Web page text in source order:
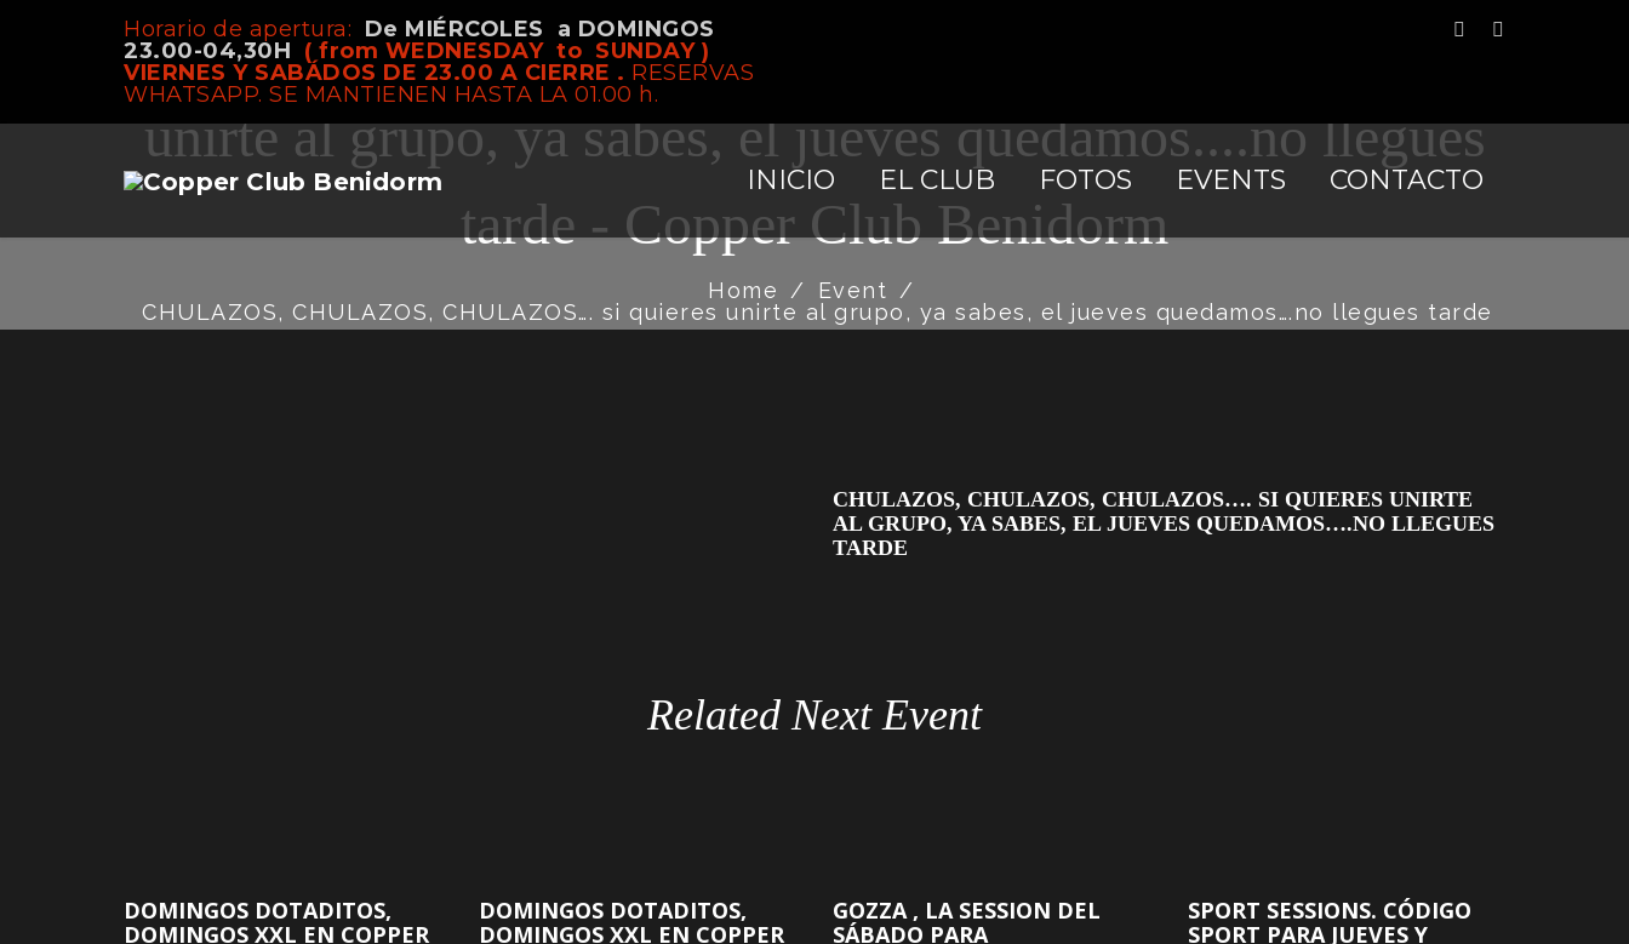
Horario de apertura: De MIÉRCOLES a DOMINGOS
23.00-04,30H ( from WEDNESDAY to SUNDAY )
VIERNES Y SABÁDOS DE 23.00 A CIERRE . RESERVAS
WHATSAPP. SE MANTIENEN HASTA LA 01.00 h.
INICIO EL CLUB FOTOS EVENTS CONTACTO
CHULAZOS, CHULAZOS, CHULAZOS.... si quieres
unirte al grupo, ya sabes, el jueves quedamos....no llegues
tarde - Copper Club Benidorm
Home / Event /
CHULAZOS, CHULAZOS, CHULAZOS…. si quieres unirte al grupo, ya sabes, el jueves quedamos….no llegues tarde
CHULAZOS, CHULAZOS, CHULAZOS…. SI QUIERES UNIRTE
AL GRUPO, YA SABES, EL JUEVES QUEDAMOS….NO LLEGUES
TARDE
Related Next Event
DOMINGOS DOTADITOS,
DOMINGOS XXL EN COPPER
DOMINGOS DOTADITOS,
DOMINGOS XXL EN COPPER
GOZZA , LA SESSION DEL
SÁBADO PARA
SPORT SESSIONS. CÓDIGO
SPORT PARA JUEVES Y